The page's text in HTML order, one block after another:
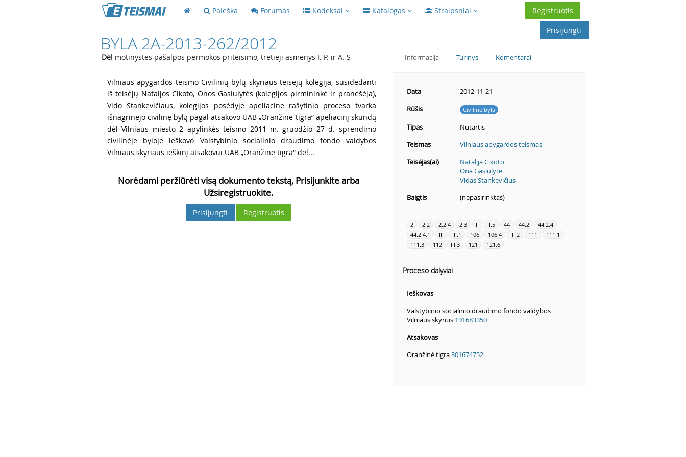
Paieška Forumas Kodeksai Katalogas Straipsniai
Registruotis
Prisijungti
BYLA 2A-2013-262/2012
Dėl motinystės pašalpos permokos priteisimo, tretieji asmenys I. P. ir A. S
Vilniaus apygardos teismo Civilinių bylų skyriaus teisėjų kolegija, susidedanti
iš teisėjų Nataljos Cikoto, Onos Gasiulytės (kolegijos pirmininkė ir pranešėja),
Vido Stankevičiaus, kolegijos posėdyje apeliacine rašytinio proceso tvarka
išnagrinėjo civilinę bylą pagal atsakovo UAB „Oranžinė tigra“ apeliacinį skundą
dėl Vilniaus miesto 2 apylinkės teismo 2011 m. gruodžio 27 d. sprendimo
civilinėje byloje ieškovo Valstybinio socialinio draudimo fondo valdybos
Vilniaus skyriaus ieškinį atsakovui UAB „Oranžinė tigra“ dėl...
Norėdami peržiūrėti visą dokumento tekstą, Prisijunkite arba
Užsiregistruokite.
Prisijungti Registruotis
Informacija Turinys Komentarai
Data
2012-11-21
Rūšis
Civilinė byla
Tipas
Nutartis
Teismas
Vilniaus apygardos teismas
Teisėjas(ai)
Natalija Cikoto
Ona Gasiulytė
Vidas Stankevičius
Baigtis
(nepasirinktas)
2 2.2 2.2.4 2.3 II II.5 44 44.2
44.2.4
44.2.4.1
III III.1 106 106.4 III.2 111
111.1
111.3
112 III.3 121 121.6
Proceso dalyviai
Ieškovas
Valstybinio socialinio draudimo fondo valdybos
Vilniaus skyrius 191683350
Atsakovas
Oranžinė tigra301674752